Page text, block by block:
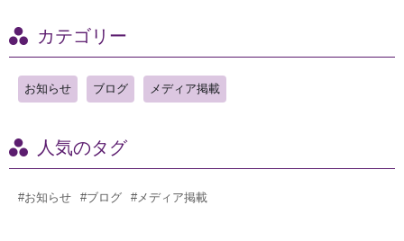
カテゴリー
お知らせ ブログ メディア掲載
人気のタグ
#お知らせ #ブログ #メディア掲載